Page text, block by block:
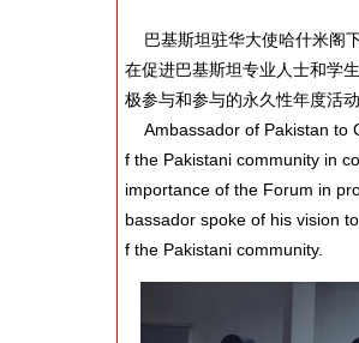
巴基斯坦驻华大使哈什米阁
在促进巴基斯坦专业人士和学
极参与和参与的永久性年度活动
Ambassador of Pakistan to
f the Pakistani community in
importance of the Forum in
bassador spoke of his vision
f the Pakistani community.